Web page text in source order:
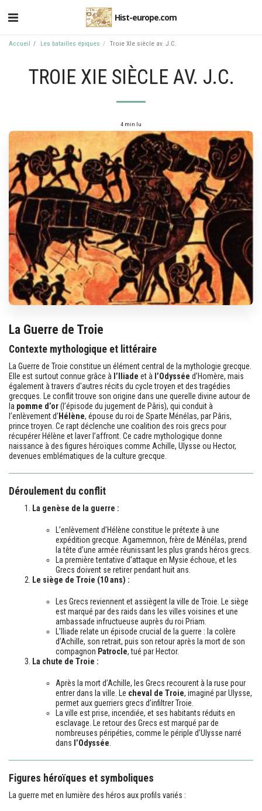
Hist-europe.com
Accueil Les batailles épiques Troie XIe siècle av. J.C.
TROIE XIE SIÈCLE AV. J.C.
4 min lu
La Guerre de Troie
Contexte mythologique et littéraire
La Guerre de Troie constitue un élément central de la mythologie grecque.
Elle est surtout connue grâce à l’Iliade et à l’Odyssée d’Homère, mais
également à travers d'autres récits du cycle troyen et des tragédies
grecques. Le conflit trouve son origine dans une querelle divine autour de
la pomme d’or(l’épisode du jugement de Pâris), qui conduit à
l’enlèvement d’ Hélène, épouse du roi de Sparte Ménélas, par Pâris,
prince troyen. Ce rapt déclenche une coalition des rois grecs pour
récupérer Hélène et laver l’affront. Ce cadre mythologique donne
naissance à des figures héroïques comme Achille, Ulysse ou Hector,
devenues emblématiques de la culture grecque.
Déroulement du conflit
La genèse de la guerre :
L’enlèvement d’Hélène constitue le prétexte à une
expédition grecque. Agamemnon, frère de Ménélas, prend
la tête d’une armée réunissant les plus grands héros grecs.
La première tentative d’attaque en Mysie échoue, et les
Grecs doivent se retirer pendant huit ans.
Le siège de Troie (10 ans) :
Les Grecs reviennent et assiègent la ville de Troie. Le siège
est marqué par des raids dans les villes voisines et une
ambassade infructueuse auprès du roi Priam.
L’Iliade relate un épisode crucial de la guerre : la colère
d’Achille, son retrait, puis son retour après la mort de son
compagnon Patrocle, tué par Hector.
La chute de Troie :
Après la mort d’Achille, les Grecs recourent à la ruse pour
entrer dans la ville. Le cheval de Troie, imaginé par Ulysse,
permet aux guerriers grecs d’infiltrer Troie.
La ville est prise, incendiée, et ses habitants réduits en
esclavage. Le retour des Grecs est marqué par de
nombreuses péripéties, comme le périple d’Ulysse narré
dans l’Odyssée
Figures héroïques et symboliques
La guerre met en lumière des héros aux profils variés :